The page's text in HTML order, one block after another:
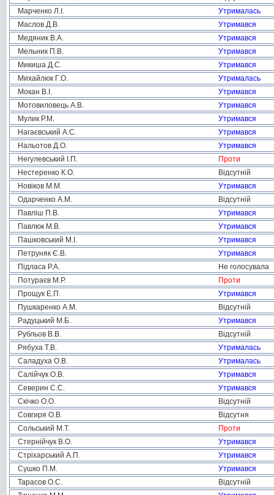
Марченко Л.І.
Утрималась
Маслов Д.В.
Утримався
Медяник В.А.
Утримався
Мельник П.В.
Утримався
Микиша Д.С.
Утримався
Михайлюк Г.О.
Утрималась
Мокан В.І.
Утримався
Мотовиловець А.В.
Утримався
Мулик Р.М.
Утримався
Нагаєвський А.С.
Утримався
Нальотов Д.О.
Утримався
Негулевський І.П.
Проти
Нестеренко К.О.
Відсутній
Новіков М.М.
Утримався
Одарченко А.М.
Відсутній
Павліш П.В.
Утримався
Павлюк М.В.
Утримався
Пашковський М.І.
Утримався
Петруняк Є.В.
Утримався
Підласа Р.А.
Не голосувала
Потураєв М.Р.
Проти
Прощук Е.П.
Утримався
Пушкаренко А.М.
Відсутній
Радуцький М.Б.
Утримався
Рубльов В.В.
Відсутній
Рябуха Т.В.
Утрималась
Саладуха О.В.
Утрималась
Салійчук О.В.
Утримався
Северин С.С.
Утримався
Скічко О.О.
Відсутній
Совгиря О.В.
Відсутня
Сольський М.Т.
Проти
Стернійчук В.О.
Утримався
Стріхарський А.П.
Утримався
Сушко П.М.
Утримався
Тарасов О.С.
Відсутній